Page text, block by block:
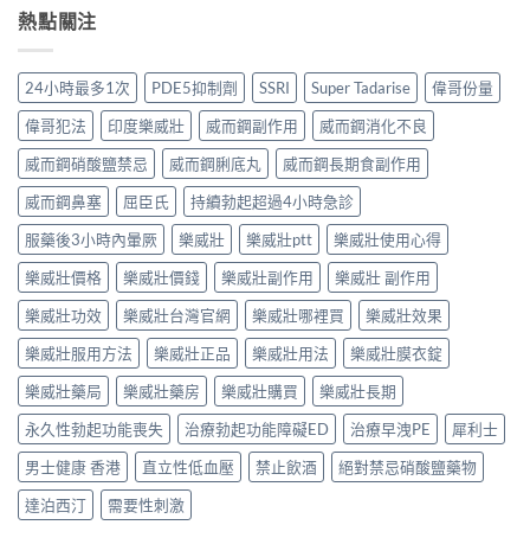
熱點關注
24小時最多1次 PDE5抑制劑 SSRI Super Tadarise
偉哥份量
偉哥犯法
印度樂威壯 威而鋼副作用
威而鋼消化不良
威而鋼硝酸鹽禁忌
威而鋼脷底丸
威而鋼長期食副作用
威而鋼鼻塞
屈臣氏
持續勃起超過4小時急診
服藥後3小時內暈厥
樂威壯 樂威壯ptt
樂威壯使用心得
樂威壯價格
樂威壯價錢 樂威壯副作用
樂威壯 副作用
樂威壯功效
樂威壯台灣官網 樂威壯哪裡買
樂威壯效果
樂威壯服用方法
樂威壯正品 樂威壯用法
樂威壯膜衣錠
樂威壯藥局
樂威壯藥房 樂威壯購買
樂威壯長期
永久性勃起功能喪失
治療勃起功能障礙ED 治療早洩PE
犀利士
男士健康 香港
直立性低血壓 禁止飲酒
絕對禁忌硝酸鹽藥物
達泊西汀
需要性刺激